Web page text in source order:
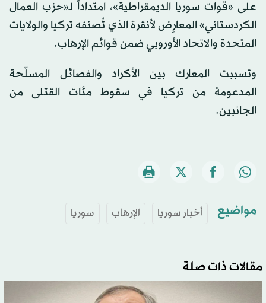
على «قوات سوريا الديمقراطية»، امتداداً لـ«حزب العمال
الكردستاني» المعارِض لأنقرة الذي تُصنفه تركيا والولايات
المتحدة والاتحاد الأوروبي ضمن قوائم الإرهاب.
وتسببت المعارك بين الأكراد والفصائل المسلّحة
المدعومة من تركيا في سقوط مئات القتلى من
الجانبين.
مواضيع أخبار سوريا الإرهاب سوريا
مقالات ذات صلة